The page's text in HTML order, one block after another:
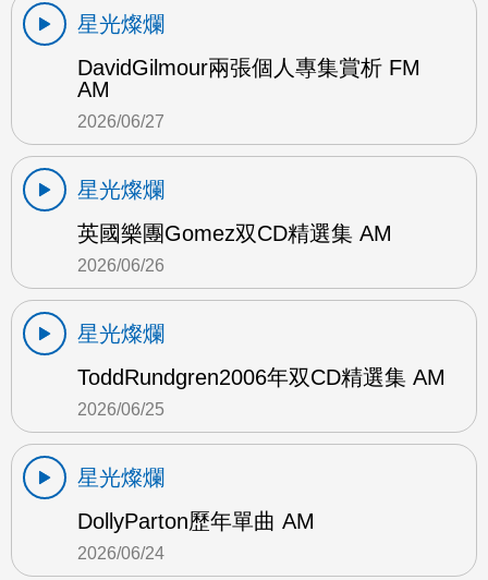
星光燦爛
DavidGilmour兩張個人專集賞析 FM
AM
2026/06/27
星光燦爛
英國樂團Gomez双CD精選集 AM
2026/06/26
星光燦爛
ToddRundgren2006年双CD精選集 AM
2026/06/25
星光燦爛
DollyParton歷年單曲 AM
2026/06/24